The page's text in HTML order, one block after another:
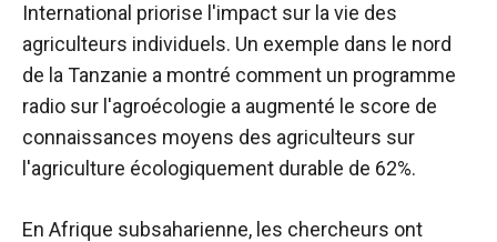
International priorise l'impact sur la vie des
agriculteurs individuels. Un exemple dans le nord
de la Tanzanie a montré comment un programme
radio sur l'agroécologie a augmenté le score de
connaissances moyens des agriculteurs sur
l'agriculture écologiquement durable de 62%.
En Afrique subsaharienne, les chercheurs ont